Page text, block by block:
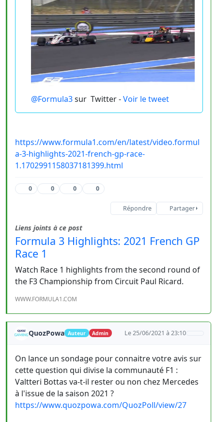
@Formula3sur Twitter -Voir le tweet
https://www.formula1.com/en/latest/video.formul
a-3-highlights-2021-french-gp-race-
1.1702991158037181399.html
0 0 0 0
Répondre Partager
Liens joints à ce post
Formula 3 Highlights: 2021 French GP
Race 1
Watch Race 1 highlights from the second round of
the F3 Championship from Circuit Paul Ricard.
WWW.FORMULA1.COM
QuozPowa Auteur Admin Le 25/06/2021 à 23:10
On lance un sondage pour connaitre votre avis sur
cette question qui divise la communauté F1 :
Valtteri Bottas va-t-il rester ou non chez Mercedes
à l'issue de la saison 2021 ?
https://www.quozpowa.com/QuozPoll/view/27